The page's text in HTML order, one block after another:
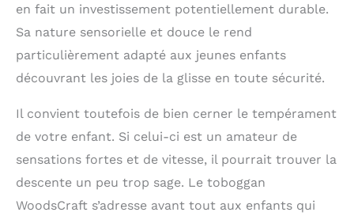
en fait un investissement potentiellement durable.
Sa nature sensorielle et douce le rend
particulièrement adapté aux jeunes enfants
découvrant les joies de la glisse en toute sécurité.
Il convient toutefois de bien cerner le tempérament
de votre enfant. Si celui-ci est un amateur de
sensations fortes et de vitesse, il pourrait trouver la
descente un peu trop sage. Le toboggan
WoodsCraft s’adresse avant tout aux enfants qui